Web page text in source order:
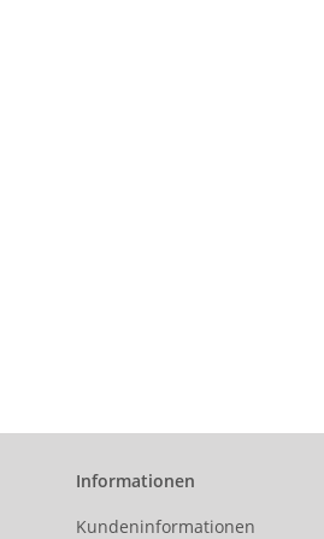
Informationen
Kundeninformationen